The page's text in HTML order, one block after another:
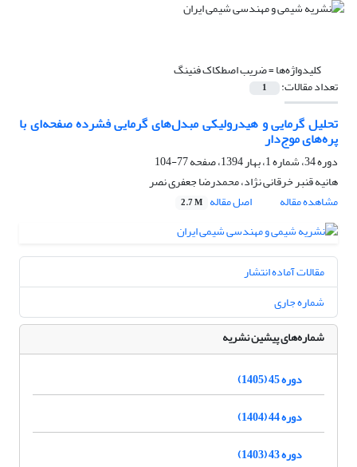
کلیدواژه‌ها =ضریب اصطکاک فنینگ
تعداد مقالات: 1
تحلیل گرمایی و هیدرولیکی مبدل‌های گرمایی‌ فشرده صفحه‌ای با
پره‌های موج‌دار
دوره 34، شماره 1، بهار 1394، صفحه
77-104
هانیه قنبر خرقانی نژاد، محمدرضا جعفری نصر
مشاهده مقاله
اصل مقاله 2.7 M
مقالات آماده انتشار
شماره جاری
شماره‌های پیشین نشریه
دوره 45 (1405)
دوره 44 (1404)
دوره 43 (1403)